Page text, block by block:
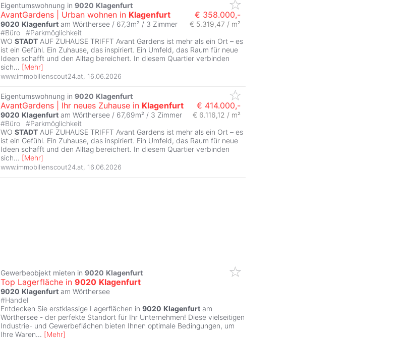
Eigentumswohnung in 9020 Klagenfurt
AvantGardens | Urban wohnen in Klagenfurt € 358.000,-
9020 Klagenfurt am Wörthersee / 67,3m² / 3 Zimmer
€ 5.319,47 / m²
#Büro #Parkmöglichkeit
WO STADT AUF ZUHAUSE TRIFFT Avant Gardens ist mehr als ein Ort – es
ist ein Gefühl. Ein Zuhause, das inspiriert. Ein Umfeld, das Raum für neue
Ideen schafft und den Alltag bereichert. In diesem Quartier verbinden
sich... [Mehr]
www.immobilienscout24.at 16.06.2026
Eigentumswohnung in 9020 Klagenfurt
AvantGardens | Ihr neues Zuhause in Klagenfurt € 414.000,-
9020 Klagenfurt am Wörthersee / 67,69m² / 3 Zimmer
€ 6.116,12 / m²
#Büro #Parkmöglichkeit
WO STADT AUF ZUHAUSE TRIFFT Avant Gardens ist mehr als ein Ort – es
ist ein Gefühl. Ein Zuhause, das inspiriert. Ein Umfeld, das Raum für neue
Ideen schafft und den Alltag bereichert. In diesem Quartier verbinden
sich... [Mehr]
www.immobilienscout24.at 16.06.2026
Gewerbeobjekt mieten in 9020 Klagenfurt
Top Lagerfläche in 9020 Klagenfurt
9020 Klagenfurt am Wörthersee
#Handel
Entdecken Sie erstklassige Lagerflächen in 9020 Klagenfurt am
Wörthersee - der perfekte Standort für Ihr Unternehmen! Diese vielseitigen
Industrie- und Gewerbeflächen bieten Ihnen optimale Bedingungen, um
Ihre Waren... [Mehr]